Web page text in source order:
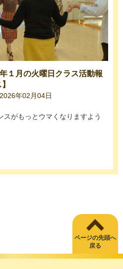
１月の火曜日クラス活動報
年02月04日
もっとウマくなりますよう
ページの先頭へ
戻る